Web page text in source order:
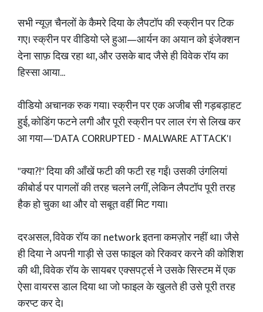
सभी न्यूज़ चैनलों के कैमरे दिया के लैपटॉप की स्क्रीन पर टिक
गए। स्क्रीन पर वीडियो प्ले हुआ—आर्यन का अयान को इंजेक्शन
देना साफ़ दिख रहा था, और उसके बाद जैसे ही विवेक रॉय का
हिस्सा आया...
वीडियो अचानक रुक गया। स्क्रीन पर एक अजीब सी गड़बड़ाहट
हुई, कोडिंग फटने लगी और पूरी स्क्रीन पर लाल रंग से लिख कर
आ गया—'DATA CORRUPTED - MALWARE ATTACK'।
"क्या?!" दिया की आँखें फटी की फटी रह गईं। उसकी उंगलियां
कीबोर्ड पर पागलों की तरह चलने लगीं, लेकिन लैपटॉप पूरी तरह
हैक हो चुका था और वो सबूत वहीं मिट गया।
दरअसल, विवेक रॉय का network इतना कमज़ोर नहीं था। जैसे
ही दिया ने अपनी गाड़ी से उस फाइल को रिकवर करने की कोशिश
की थी, विवेक रॉय के सायबर एक्सपर्ट्स ने उसके सिस्टम में एक
ऐसा वायरस डाल दिया था जो फाइल के खुलते ही उसे पूरी तरह
करप्ट कर दे।